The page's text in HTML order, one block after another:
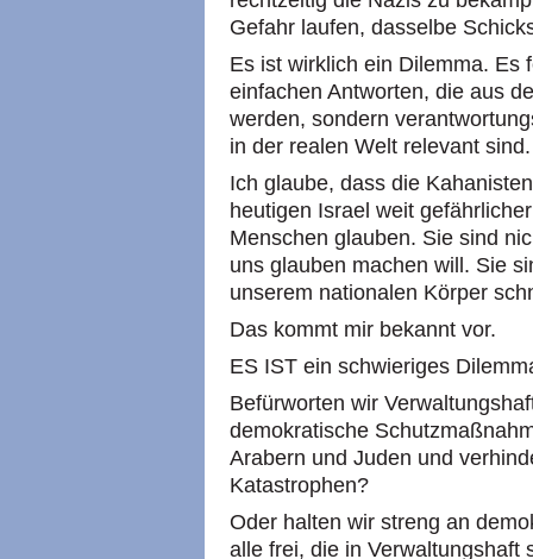
Gefahr laufen, dasselbe
Es ist wirklich ein Dilemma. Es
einfachen Antworten, die aus
werden, sondern
in der realen Welt relevant sind.
Ich glaube, dass die
heutigen Israel weit
Menschen glauben. Sie sind
uns glauben machen will. Sie
unserem nationalen Körper
Das kommt mir bekannt vor.
ES IST ein schwieriges
Befürworten wir
demokratische
Arabern und Juden und
Katastrophen?
Oder halten wir streng an
alle frei, die in Verwaltungshaft